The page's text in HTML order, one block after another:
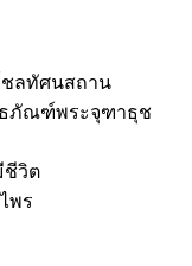
ลทัศนสถาน
ภัณฑ์พระจุฑาธุช
วิต
พร